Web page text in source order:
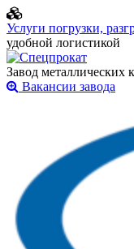
Услуги погрузки,
удобной логистикой
Завод металлических
Вакансии завода